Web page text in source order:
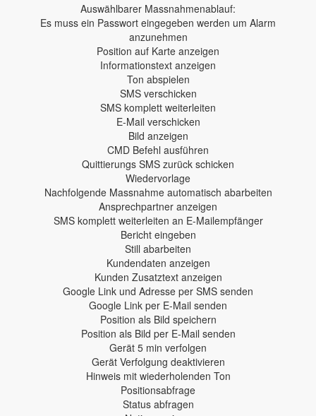
Auswählbarer Massnahmenablauf:
Es muss ein Passwort eingegeben werden um Alarm
anzunehmen
Position auf Karte anzeigen
Informationstext anzeigen
Ton abspielen
SMS verschicken
SMS komplett weiterleiten
E-Mail verschicken
Bild anzeigen
CMD Befehl ausführen
Quittierungs SMS zurück schicken
Wiedervorlage
Nachfolgende Massnahme automatisch abarbeiten
Ansprechpartner anzeigen
SMS komplett weiterleiten an E-Mailempfänger
Bericht eingeben
Still abarbeiten
Kundendaten anzeigen
Kunden Zusatztext anzeigen
Google Link und Adresse per SMS senden
Google Link per E-Mail senden
Position als Bild speichern
Position als Bild per E-Mail senden
Gerät 5 min verfolgen
Gerät Verfolgung deaktivieren
Hinweis mit wiederholenden Ton
Positionsabfrage
Status abfragen